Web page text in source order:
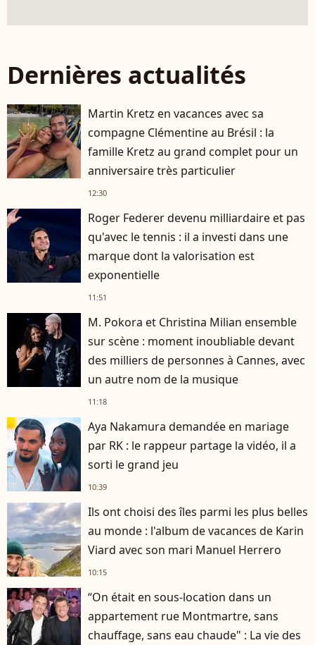
Dernières actualités
Martin Kretz en vacances avec sa
compagne Clémentine au Brésil : la
famille Kretz au grand complet pour un
anniversaire très particulier
12:30
Roger Federer devenu milliardaire et pas
qu'avec le tennis : il a investi dans une
marque dont la valorisation est
exponentielle
11:51
M. Pokora et Christina Milian ensemble
sur scène : moment inoubliable devant
des milliers de personnes à Cannes, avec
un autre nom de la musique
11:18
Aya Nakamura demandée en mariage
par RK : le rappeur partage la vidéo, il a
sorti le grand jeu
10:39
Ils ont choisi des îles parmi les plus belles
au monde : l'album de vacances de Karin
Viard avec son mari Manuel Herrero
10:15
“On était en sous-location dans un
appartement rue Montmartre, sans
chauffage, sans eau chaude" : La vie des